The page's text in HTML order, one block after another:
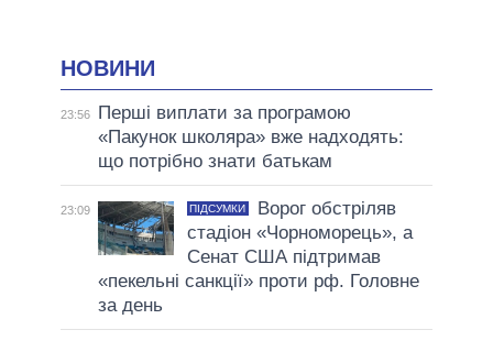
НОВИНИ
23:56
Перші виплати за програмою
«Пакунок школяра» вже надходять:
що потрібно знати батькам
23:09 ПІДСУМКИ
Ворог обстріляв
стадіон «Чорноморець», а
Сенат США підтримав
«пекельні санкції» проти рф. Головне
за день